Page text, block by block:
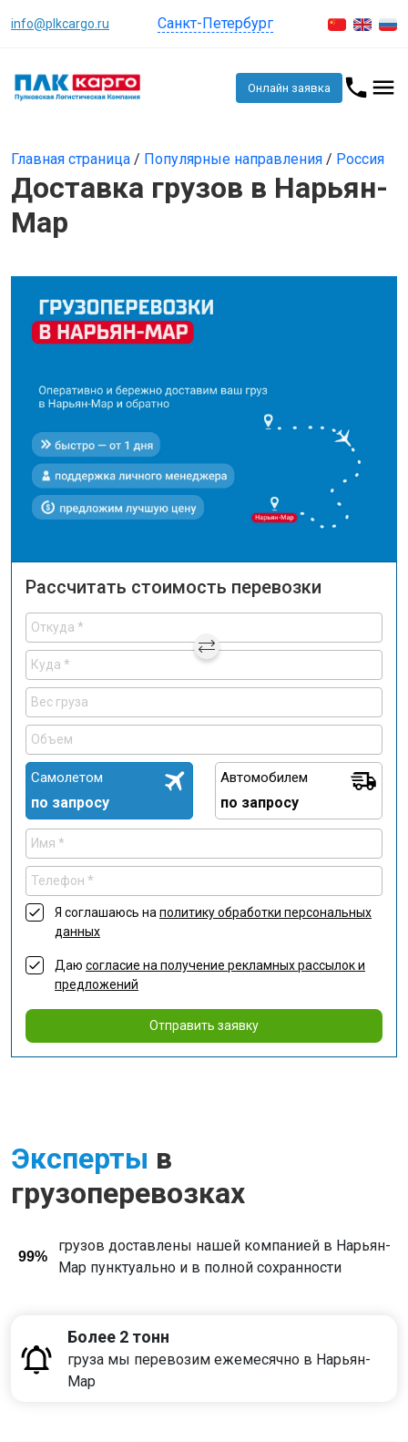
info@plkcargo.ru Санкт-Петербург
Онлайн заявка
Главная страница / Популярные направления / Россия
Доставка грузов в Нарьян-
Мар
Рассчитать стоимость перевозки
Самолетом
по запросу
Автомобилем
по запросу
Я соглашаюсь наполитику обработки персональных
данных
Даю согласие на получение рекламных рассылок и
предложений
Отправить заявку
Эксперты в
грузоперевозках
99%
грузов доставлены нашей компанией в Нарьян-
Мар пунктуально и в полной сохранности
Более 2 тонн
груза мы перевозим ежемесячно в Нарьян-
Мар